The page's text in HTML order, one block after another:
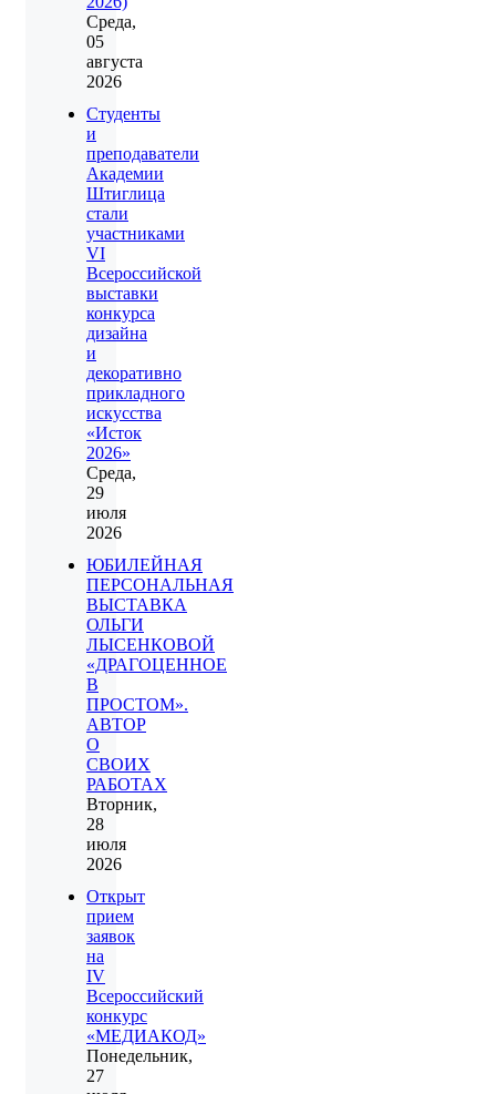
Среда,
05
августа
2026
Студенты
и
преподаватели
Академии
Штиглица
стали
участниками
VI
Всероссийской
выставки
конкурса
дизайна
и
декоративно
прикладного
искусства
«Исток
2026»
Среда,
29
июля
2026
ЮБИЛЕЙНАЯ
ПЕРСОНАЛЬНАЯ
ВЫСТАВКА
ОЛЬГИ
ЛЫСЕНКОВОЙ
«ДРАГОЦЕННОЕ
В
ПРОСТОМ».
АВТОР
О
СВОИХ
РАБОТАХ
Вторник,
28
июля
2026
Открыт
прием
заявок
на
IV
Всероссийский
конкурс
«МЕДИАКОД»
Понедельник,
27